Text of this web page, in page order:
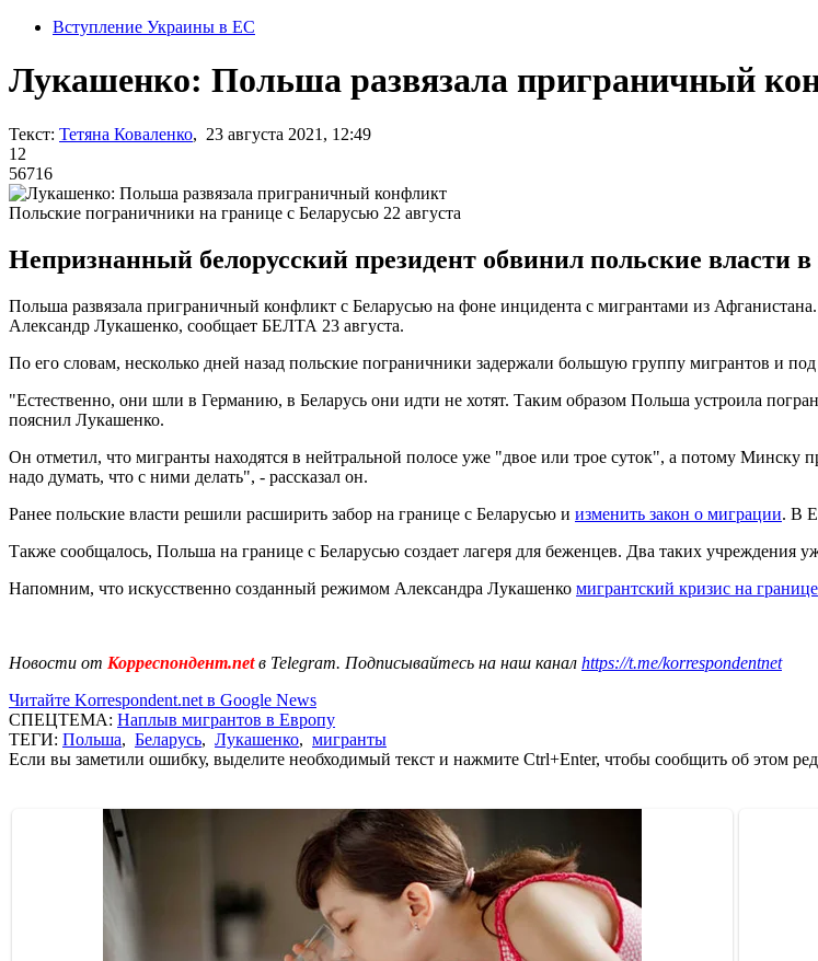
Вступление Украины в ЕС
Лукашенко: Польша развязала приграничный
Текст: Тетяна Коваленко, 23 августа 2021, 12:49
12
56716
Польские пограничники на границе с Беларусью 22 августа
Непризнанный белорусский президент обвинил польские власти
Польша развязала приграничный конфликт с Беларусью на фоне инцидента с мигрантами из
Александр Лукашенко, сообщает БЕЛТА 23 августа.
По его словам, несколько дней назад польские пограничники задержали большую группу мигрантов и
"Естественно, они шли в Германию, в Беларусь они идти не хотят. Таким образом Польша устроила
пояснил Лукашенко.
Он отметил, что мигранты находятся в нейтральной полосе уже "двое или трое суток", а потому
надо думать, что с ними делать", - рассказал он.
Ранее польские власти решили расширить забор на границе с Беларусью и изменить закон о миграции. В
Также сообщалось, Польша на границе с Беларусью создает лагеря для беженцев. Два таких
Напомним, что искусственно созданный режимом Александра Лукашенко мигрантский кризис на границе
Новости от Корреспондент.netв Telegram. Подписывайтесь на наш канал https://t.me/korrespondentnet
Читайте Korrespondent.net в Google News
СПЕЦТЕМА: Наплыв мигрантов в Европу
ТЕГИ: Польша, Беларусь, Лукашенко, мигранты
Если вы заметили ошибку, выделите необходимый текст и нажмите Ctrl+Enter, чтобы сообщить об этом